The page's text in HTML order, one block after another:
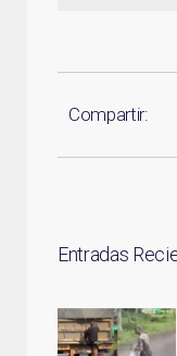
Compartir:
Entradas